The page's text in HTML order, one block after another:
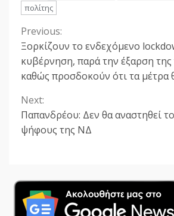
πολίτης
Continue
Reading
Previous:
Ξορκίζουν το ενδεχόμενο
κυβέρνηση, παρά την έξαρση της
καθώς προσδοκούν ότι τα
Next:
Παπανδρέου: Δεν θα αναστηθεί
ψήφους της ΝΔ